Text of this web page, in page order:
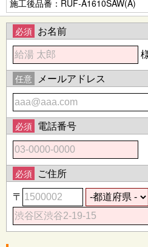
施工後品番：RUF-A1610SAW(A)
必須 お名前
任意 メールアドレス
必須 電話番号
必須 ご住所
〒